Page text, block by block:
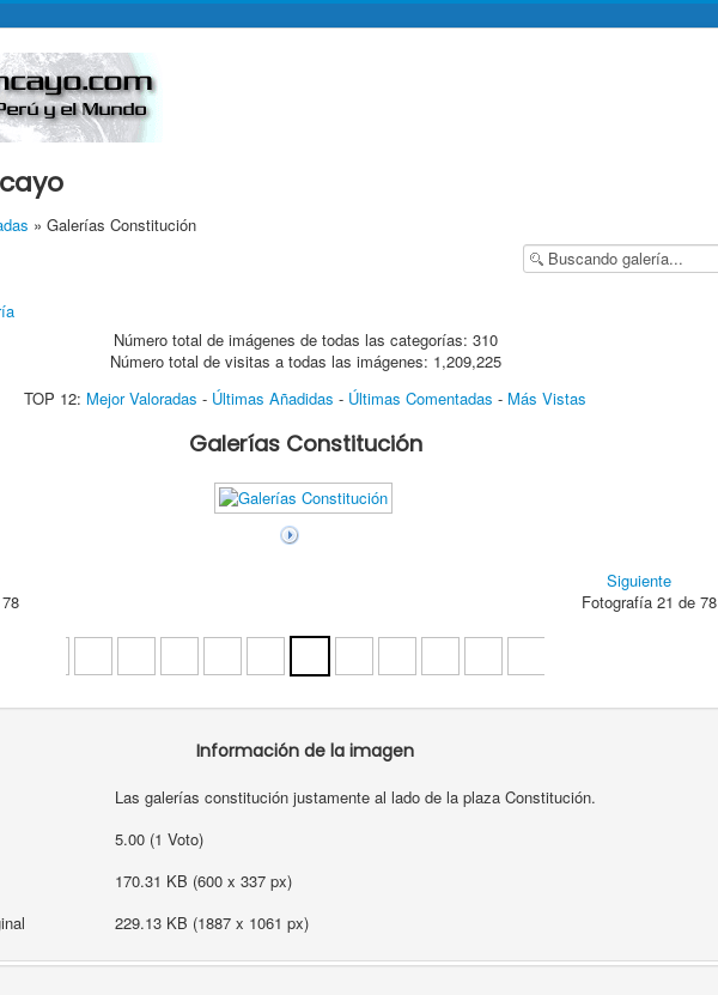
» Galerías Constitución
Número total de imágenes de todas las categorías: 310
Número total de visitas a todas las imágenes: 1,209,225
TOP 12: Mejor Valoradas - Últimas Añadidas - Últimas Comentadas - Más Vistas
Galerías Constitución
Siguiente
Fotografía 21 de 78
Información de la imagen
Las galerías constitución justamente al lado de la plaza Constitución.
5.00 (1 Voto)
170.31 KB (600 x 337 px)
229.13 KB (1887 x 1061 px)